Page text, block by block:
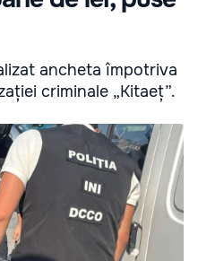
ancheta împotriva
criminale „Kitaeț”.